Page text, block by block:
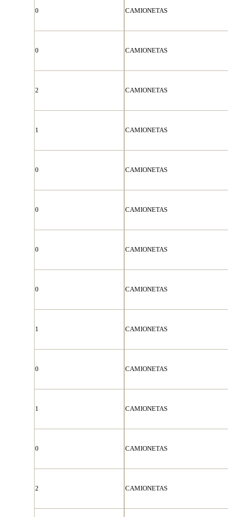
0 CAMIONETAS
0 CAMIONETAS
2 CAMIONETAS
1 CAMIONETAS
0 CAMIONETAS
0 CAMIONETAS
0 CAMIONETAS
0 CAMIONETAS
1 CAMIONETAS
0 CAMIONETAS
1 CAMIONETAS
0 CAMIONETAS
2 CAMIONETAS